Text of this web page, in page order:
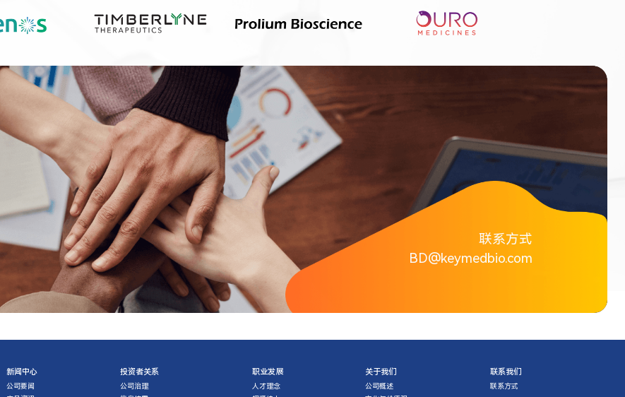
联系方式
BD@keymedbio.com
新闻中心
公司要闻
投资者关系
公司治理
职业发展
人才理念
关于我们
公司概述
联系我们
联系方式